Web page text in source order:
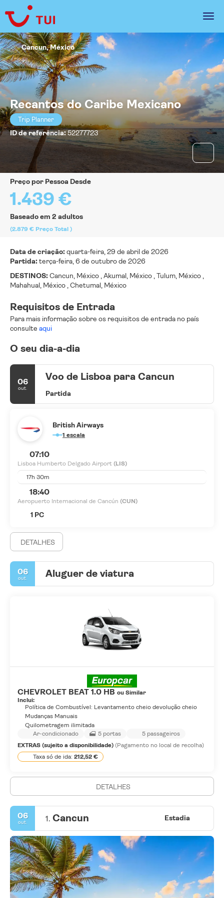
Recantos do Caribe Mexicano
Trip Planner
ID de referência:52277723
Cancun, México
Preço por Pessoa Desde
1.439 €
Baseado em 2 adultos
(2.879 € Preço Total )
Data de criação:quarta-feira, 29 de abril de 2026
Partida:terça-feira, 6 de outubro de 2026
DESTINOS:Cancun, México , Akumal, México , Tulum, México ,
Mahahual, México , Chetumal, México
Requisitos de Entrada
Para mais informação sobre os requisitos de entrada no país
consulte aqui
O seu dia-a-dia
06
out.
Voo de Lisboa para Cancun
Partida
British Airways
1 escala
07:10
Lisboa Humberto Delgado Airport (LIS)
17h 30m
18:40
Aeropuerto Internacional de Cancún (CUN)
1 PC
DETALHES
06
out. Aluguer de viatura
CHEVROLET BEAT 1.0 HB ou Similar
Inclui:
Política de Combustível: Levantamento cheio devolução cheio
Mudanças Manuais
Quilometragem ilimitada
Ar-condicionado
5 portas
5 passageiros
EXTRAS (sujeito a disponibilidade) (Pagamento no local de recolha)
Taxa só de ida: 212,52 €
DETALHES
06
out. 1. Cancun Estadia